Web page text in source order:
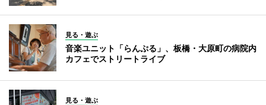
見る・遊ぶ
音楽ユニット「らんぷる」、板橋・大原町の病院内
カフェでストリートライブ
見る・遊ぶ